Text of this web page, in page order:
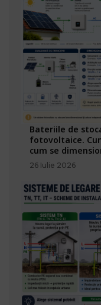
Bateriile de
fotovoltaice.
cum se
26 Iulie 2026